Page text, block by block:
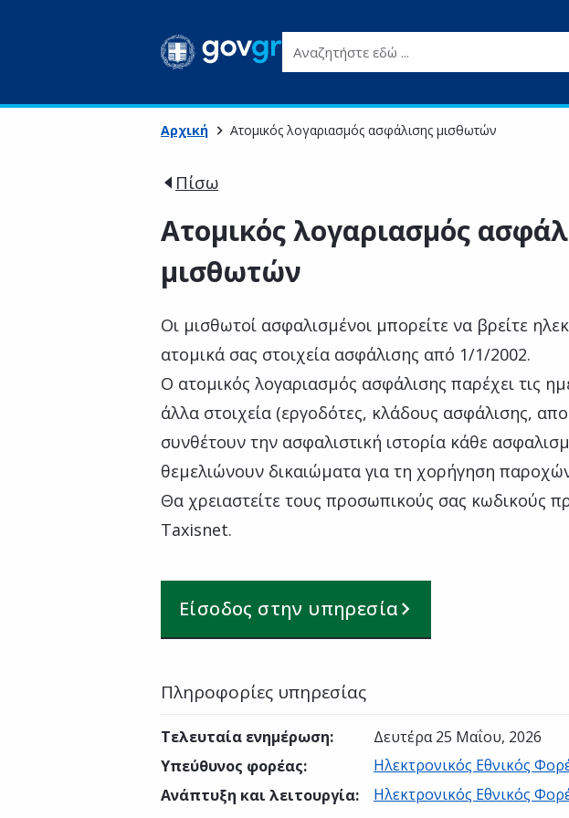
Αναζητήστε εδώ ...
Αρχική Ατομικός λογαριασμός ασφάλισης μισθωτών
Πίσω
Ατομικός λογαριασμός
μισθωτών
Οι μισθωτοί ασφαλισμένοι μπορείτε να βρείτε
ατομικά σας στοιχεία ασφάλισης από 1/1/2002.
Ο ατομικός λογαριασμός ασφάλισης παρέχει τις
άλλα στοιχεία (εργοδότες, κλάδους ασφάλισης,
συνθέτουν την ασφαλιστική ιστορία κάθε
θεμελιώνουν δικαιώματα για τη χορήγηση
Θα χρειαστείτε τους προσωπικούς σας κωδικούς
Taxisnet.
Είσοδος στην υπηρεσία
Πληροφορίες υπηρεσίας
Τελευταία ενημέρωση:
Δευτέρα 25 Μαΐου, 2026
Υπεύθυνος φορέας:
Ηλεκτρονικός Εθνικός
Ανάπτυξη και λειτουργία: Ηλεκτρονικός Εθνικός